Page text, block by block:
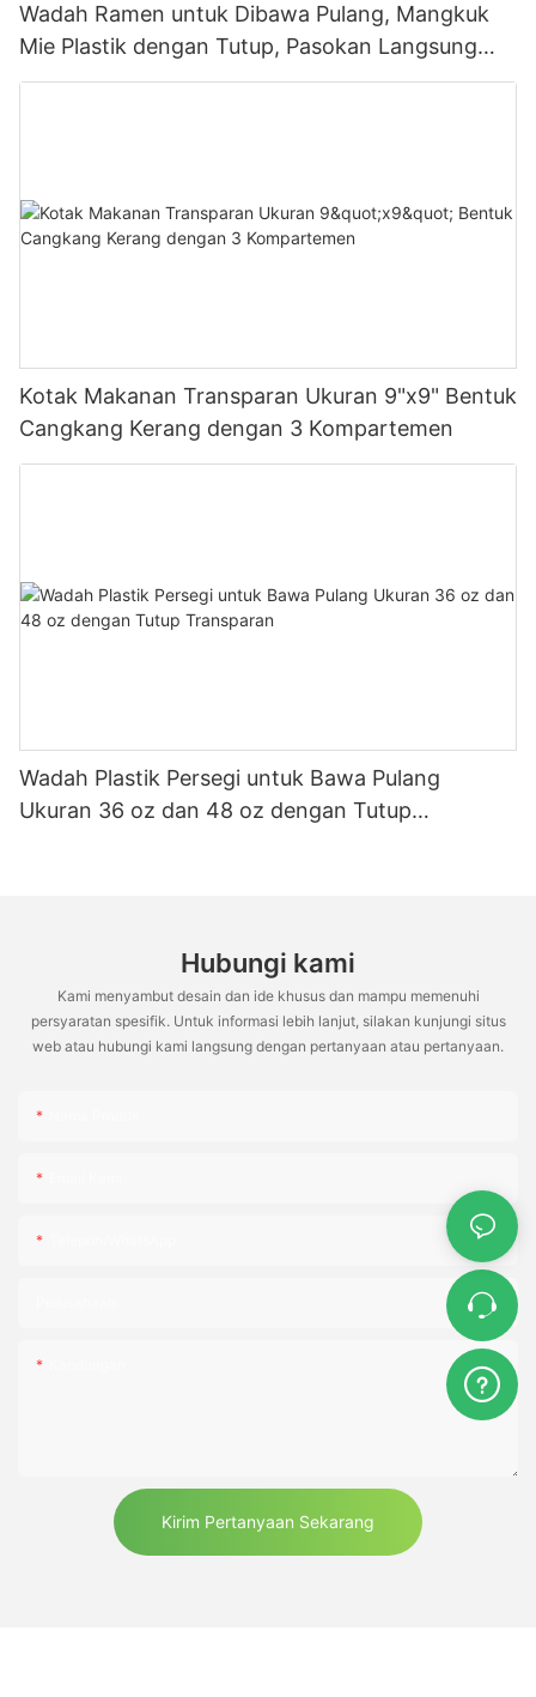
Wadah Ramen untuk Dibawa Pulang, Mangkuk
Mie Plastik dengan Tutup, Pasokan Langsung
dari Pabrik
Kotak Makanan Transparan Ukuran 9"x9" Bentuk
Cangkang Kerang dengan 3 Kompartemen
Wadah Plastik Persegi untuk Bawa Pulang
Ukuran 36 oz dan 48 oz dengan Tutup
Hubungi kami
Kami menyambut desain dan ide khusus dan mampu memenuhi
persyaratan spesifik. Untuk informasi lebih lanjut, silakan kunjungi situs
web atau hubungi kami langsung dengan pertanyaan atau pertanyaan.
Kirim Pertanyaan Sekarang